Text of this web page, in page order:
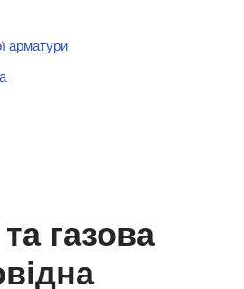
арматури
газова